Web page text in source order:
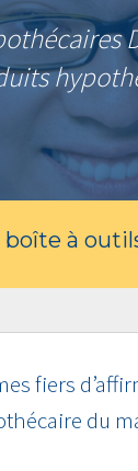
boîte à
fiers
du